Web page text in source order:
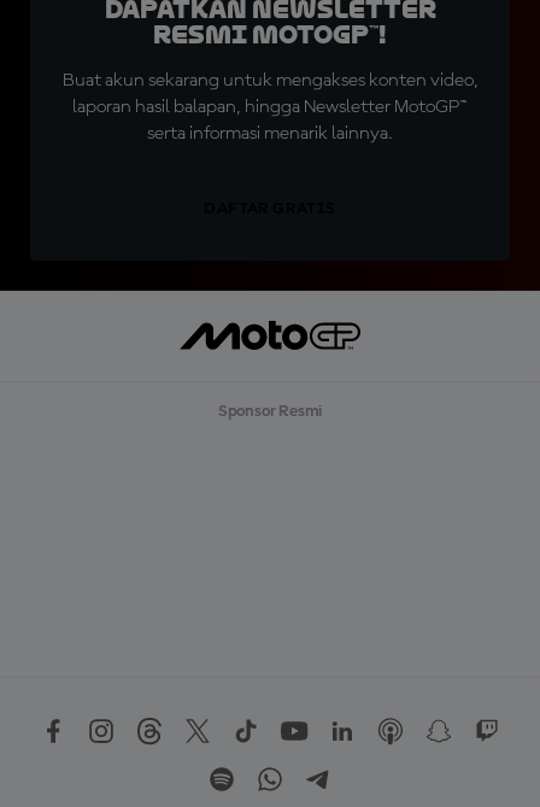
Dapatkan Newsletter
Resmi MotoGP™!
Buat akun sekarang untuk mengakses konten video,
laporan hasil balapan, hingga Newsletter MotoGP™
serta informasi menarik lainnya.
Sponsor Resmi